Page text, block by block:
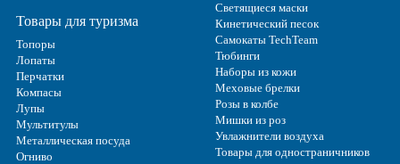
Товары для туризма
Топоры
Лопаты
Перчатки
Компасы
Лупы
Мультитулы
Металлическая посуда
Огниво
Светящиеся маски
Кинетический песок
Самокаты TechTeam
Тюбинги
Наборы из кожи
Меховые брелки
Розы в колбе
Мишки из роз
Увлажнители воздуха
Товары для одностраничников